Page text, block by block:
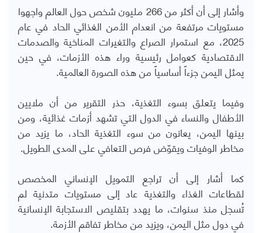
وأشار إلى أن أكثر من 266 مليون شخص حول العالم واجهوا
مستويات مرتفعة من انعدام الأمن الغذائي الحاد في عام
2025، مع استمرار الصراع والتغيرات المناخية والصدمات
الاقتصادية كعوامل رئيسية وراء هذه الأزمات، في حين
يمثل اليمن جزءاً أساسياً من هذه الصورة العالمية.
وفيما يتعلق بسوء التغذية، حذر التقرير من أن ملايين
الأطفال والنساء في الدول التي تشهد أزمات غذائية، ومن
بينها اليمن، يعانون من سوء التغذية الحاد، ما يزيد من
مخاطر الوفيات ويقوّض فرص التعافي على المدى الطويل.
كما أشار إلى أن تراجع التمويل الإنساني المخصص
لقطاعات الغذاء والتغذية عاد إلى مستويات متدنية لم
تُسجل منذ سنوات، ما يهدد بتقليص الاستجابة الإنسانية
في دول مثل اليمن، ويزيد من مخاطر تفاقم الأزمة.